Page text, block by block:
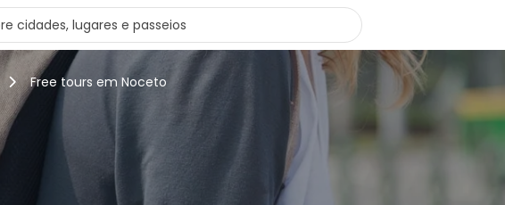
Free tours em Noceto